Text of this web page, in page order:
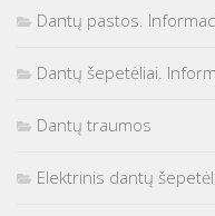
Dantų pastos.
Dantų šepetėliai.
Dantų traumos
Elektrinis dantų